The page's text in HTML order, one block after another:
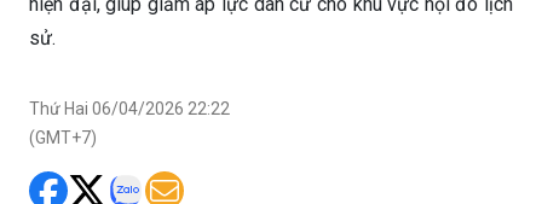
định hướng giao thông công cộng (TOD) sẽ được áp dụng
sử.
Thứ Hai 06/04/2026 22:22